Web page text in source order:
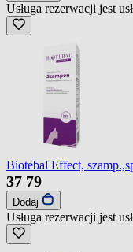
Usługa rezerwacji jest
Biotebal Effect,
37 79
Dodaj
Usługa rezerwacji jest